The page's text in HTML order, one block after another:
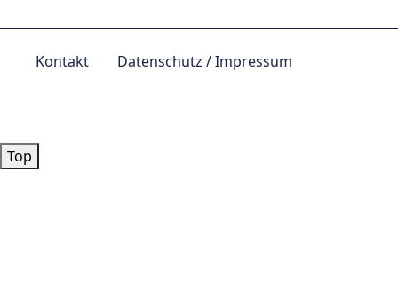
Kontakt Datenschutz / Impressum
Top